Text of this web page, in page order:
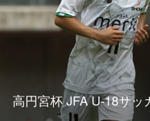
円宮杯 JFA U-18サッ